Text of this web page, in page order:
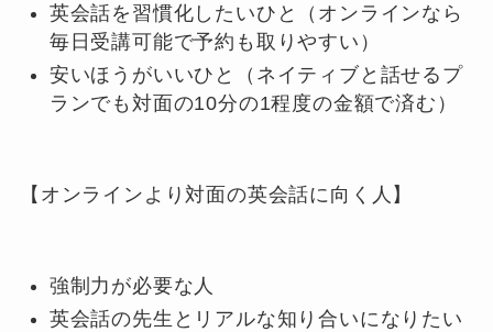
英会話を習慣化したいひと（オンラインなら
毎日受講可能で予約も取りやすい）
安いほうがいいひと（ネイティブと話せるプ
ランでも対面の10分の1程度の金額で済む）
【オンラインより対面の英会話に向く人】
強制力が必要な人
英会話の先生とリアルな知り合いになりたい